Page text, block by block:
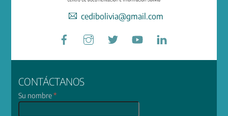
cedibolivia@gmail.com
Facebook
CONTÁCTANOS
Su nombre*